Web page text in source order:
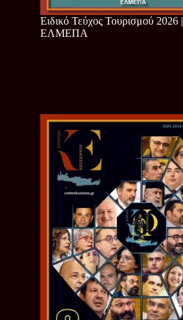
Ειδικό Τεύχος Τουρισμού 2026 |
ΕΛΜΕΠΑ